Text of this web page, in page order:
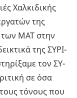
Χαλ­κι­δι­κής
της
ΜΑΤ στην
της ΣΥ­ΡΙ­
τον ΣΥ­
σε όσα
τό­νους που